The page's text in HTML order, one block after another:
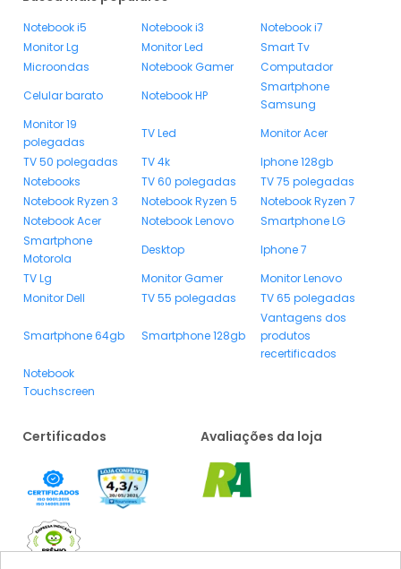
Notebook i5 Notebook i3
Notebook i7
Monitor Lg
Monitor Led
Smart Tv
Microondas
Notebook Gamer
Computador
Celular barato
Notebook HP
Smartphone
Samsung
Monitor 19
polegadas
TV Led
Monitor Acer
TV 50 polegadas
TV 4k
Iphone 128gb
Notebooks
TV 60 polegadas
TV 75 polegadas
Notebook Ryzen 3
Notebook Ryzen 5
Notebook Ryzen 7
Notebook Acer
Notebook Lenovo
Smartphone LG
Smartphone
Motorola
Desktop
Iphone 7
TV Lg
Monitor Gamer
Monitor Lenovo
Monitor Dell
TV 55 polegadas TV 65 polegadas
Smartphone 64gb Smartphone 128gb
Vantagens dos
produtos
recertificados
Notebook
Touchscreen
Certificados Avaliações da loja